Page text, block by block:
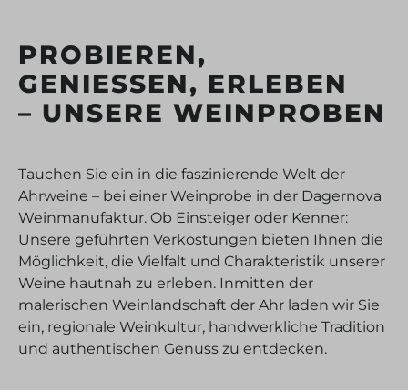
PROBIEREN,
GENIESSEN, ERLEBEN
– UNSERE WEINPROBEN
Tauchen Sie ein in die faszinierende Welt der
Ahrweine – bei einer Weinprobe in der Dagernova
Weinmanufaktur. Ob Einsteiger oder Kenner:
Unsere geführten Verkostungen bieten Ihnen die
Möglichkeit, die Vielfalt und Charakteristik unserer
Weine hautnah zu erleben. Inmitten der
malerischen Weinlandschaft der Ahr laden wir Sie
ein, regionale Weinkultur, handwerkliche Tradition
und authentischen Genuss zu entdecken.